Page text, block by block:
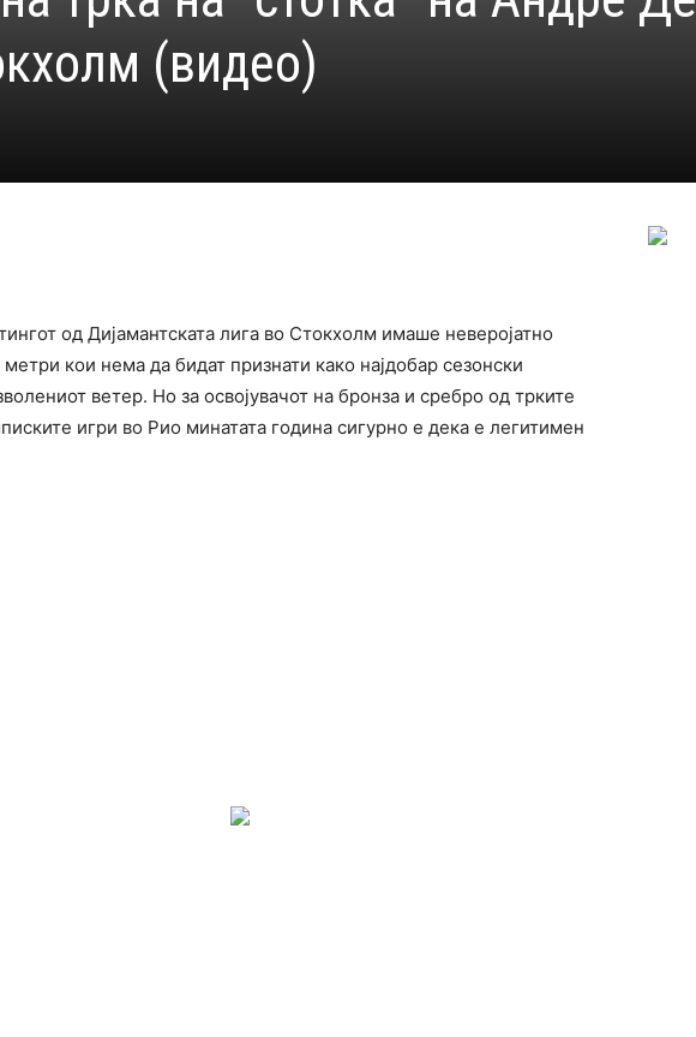
(видео)
од Дијамантската лига во Стокхолм имаше неверојатно
кои нема да бидат признати како најдобар сезонски
ветер. Но за освојувачот на бронза и сребро од трките
игри во Рио минатата година сигурно е дека е легитимен